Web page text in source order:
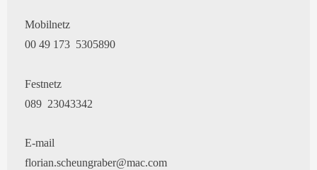
Mobilnetz
00 49 173 5305890
Festnetz
089 23043342
E-mail
florian.scheungraber@mac.com